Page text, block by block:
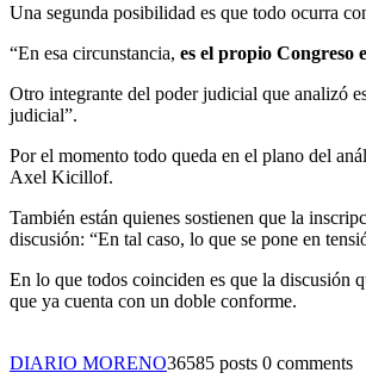
Una segunda posibilidad es que todo ocurra
“En esa circunstancia, es el propio Congreso
Otro integrante del poder judicial que analizó
judicial”.
Por el momento todo queda en el plano del
Axel Kicillof.
También están quienes sostienen que la
discusión: “En tal caso, lo que se pone en
En lo que todos coinciden es que la discusión
que ya cuenta con un doble conforme.
DIARIO MORENO36585 posts 0 comments